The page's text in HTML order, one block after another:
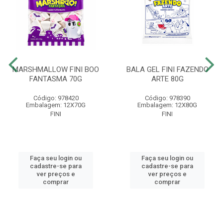
MARSHMALLOW FINI BOO
FANTASMA 70G
Código: 978420
Embalagem: 12X70G
FINI
Faça seu login ou
cadastre-se para
ver preços e
comprar
BALA GEL FINI FAZENDO
ARTE 80G
Código: 978390
Embalagem: 12X80G
FINI
Faça seu login ou
cadastre-se para
ver preços e
comprar